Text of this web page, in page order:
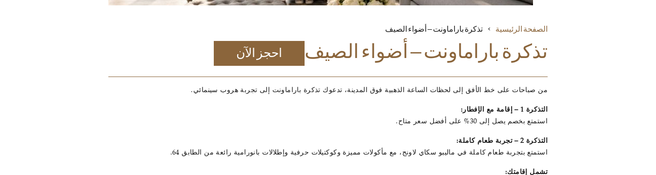
الصفحة الرئيسية تذكرة باراماونت – أضواء الصيف
تذكرة باراماونت – أضواء الصيف احجز الآن
من صباحات على خط الأفق إلى لحظات الساعة الذهبية فوق المدينة، تدعوك تذكرة باراماونت إلى تجربة هروب سينمائي.
التذكرة 1 – إقامة مع الإفطار:
استمتع بخصم يصل إلى 30% على أفضل سعر متاح.
التذكرة 2 – تجربة طعام كاملة:
استمتع بتجربة طعام كاملة في ماليبو سكاي لاونج، مع مأكولات مميزة وكوكتيلات حرفية وإطلالات بانورامية رائعة من الطابق 64.
تشمل إقامتك: